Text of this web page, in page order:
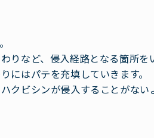
りなど、侵入経路となる箇所を
にはパテを充填していきます。
クビシンが侵入することがない